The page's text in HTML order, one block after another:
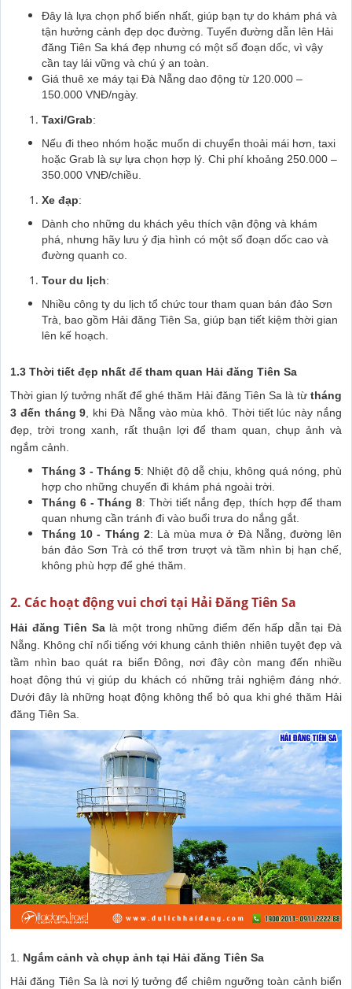
Đây là lựa chọn phổ biến nhất, giúp bạn tự do khám phá và
tận hưởng cảnh đẹp dọc đường. Tuyến đường dẫn lên Hải
đăng Tiên Sa khá đẹp nhưng có một số đoạn dốc, vì vậy
cần tay lái vững và chú ý an toàn.
Giá thuê xe máy tại Đà Nẵng dao động từ 120.000 –
150.000 VNĐ/ngày.
Taxi/Grab:
Nếu đi theo nhóm hoặc muốn di chuyển thoải mái hơn, taxi
hoặc Grab là sự lựa chọn hợp lý. Chi phí khoảng 250.000 –
350.000 VNĐ/chiều.
Xe đạp:
Dành cho những du khách yêu thích vận động và khám
phá, nhưng hãy lưu ý địa hình có một số đoạn dốc cao và
đường quanh co.
Tour du lịch:
Nhiều công ty du lịch tổ chức tour tham quan bán đảo Sơn
Trà, bao gồm Hải đăng Tiên Sa, giúp bạn tiết kiệm thời gian
lên kế hoạch.
1.3 Thời tiết đẹp nhất để tham quan Hải đăng Tiên Sa
Thời gian lý tưởng nhất để ghé thăm Hải đăng Tiên Sa là từ tháng
3 đến tháng 9 , khi Đà Nẵng vào mùa khô. Thời tiết lúc này nắng
đẹp, trời trong xanh, rất thuận lợi để tham quan, chụp ảnh và
ngắm cảnh.
Tháng 3 - Tháng 5: Nhiệt độ dễ chịu, không quá nóng, phù
hợp cho những chuyến đi khám phá ngoài trời.
Tháng 6 - Tháng 8: Thời tiết nắng đẹp, thích hợp để tham
quan nhưng cần tránh đi vào buổi trưa do nắng gắt.
Tháng 10 - Tháng 2: Là mùa mưa ở Đà Nẵng, đường lên
bán đảo Sơn Trà có thể trơn trượt và tầm nhìn bị hạn chế,
không phù hợp để ghé thăm.
2. Các hoạt động vui chơi tại Hải Đăng Tiên Sa
Hải đăng Tiên Salà một trong những điểm đến hấp dẫn tại Đà
Nẵng. Không chỉ nổi tiếng với khung cảnh thiên nhiên tuyệt đẹp và
tầm nhìn bao quát ra biển Đông, nơi đây còn mang đến nhiều
hoạt động thú vị giúp du khách có những trải nghiệm đáng nhớ.
Dưới đây là những hoạt động không thể bỏ qua khi ghé thăm Hải
đăng Tiên Sa.
1. Ngắm cảnh và chụp ảnh tại Hải đăng Tiên Sa
Hải đăng Tiên Sa là nơi lý tưởng để chiêm ngưỡng toàn cảnh biển